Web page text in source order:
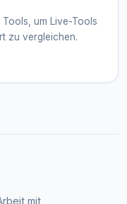
um Live-Tools
zu vergleichen.
mit